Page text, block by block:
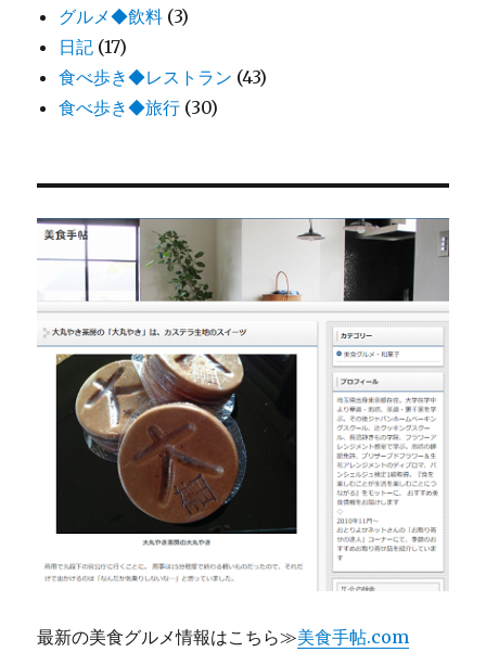
グルメ◆飲料 (3)
日記 (17)
食べ歩き◆レストラン (43)
食べ歩き◆旅行 (30)
最新の美食グルメ情報はこちら≫美食手帖.com